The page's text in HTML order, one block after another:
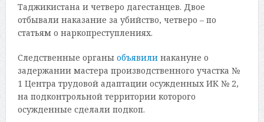
Таджикистана и четверо дагестанцев. Двое
отбывали наказание за убийство, четверо – по
статьям о наркопреступлениях.
Следственные органы объявилинакануне о
задержании мастера производственного участка №
1 Центра трудовой адаптации осужденных ИК № 2,
на подконтрольной территории которого
осужденные сделали подкоп.